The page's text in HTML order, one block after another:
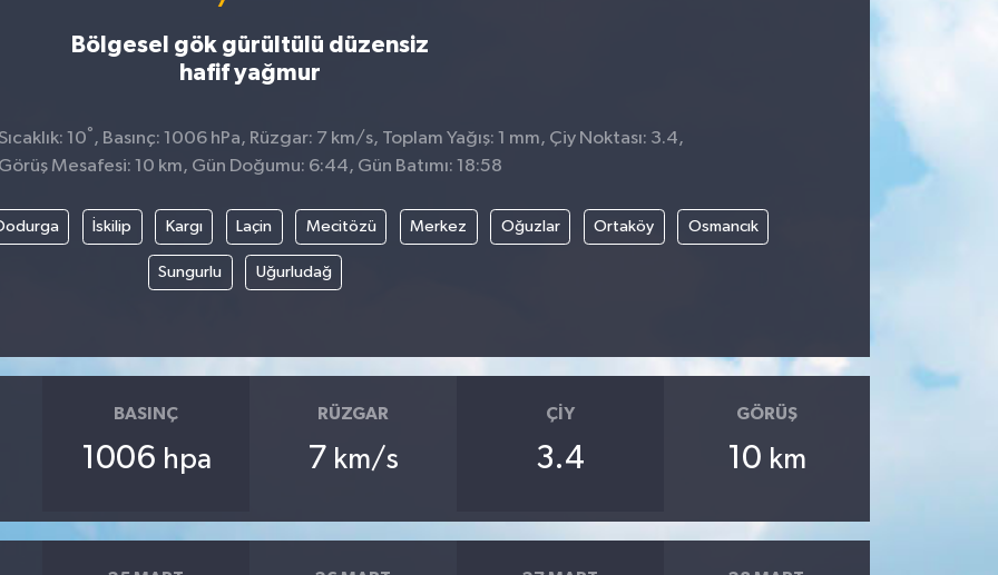
Bölgesel gök gürültülü düzensiz
hafif yağmur
10° , Basınç: 1006 hPa, Rüzgar: 7 km/s, Toplam Yağış: 1 mm, Çiy Noktası: 3.4,
Görüş Mesafesi: 10 km, Gün Doğumu: 6:44, Gün Batımı: 18:58
İskilip Kargı Laçin Mecitözü Merkez Oğuzlar Ortaköy Osmancık
Sungurlu Uğurludağ
BASINÇ
1006 hpa
RÜZGAR
7 km/s
ÇIY
3.4
GÖRÜŞ
10 km